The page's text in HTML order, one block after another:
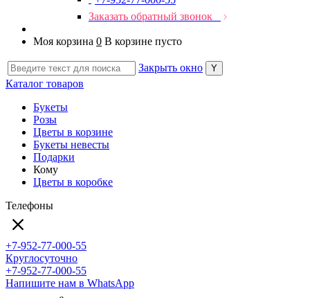
Заказать обратный звонок
Моя корзина 0 В корзине пусто
Закрыть окно
Каталог товаров
Букеты
Розы
Цветы в корзине
Букеты невесты
Подарки
Кому
Цветы в коробке
Телефоны
+7-952-77-000-55
Круглосуточно
+7-952-77-000-55
Напишите нам в WhatsApp